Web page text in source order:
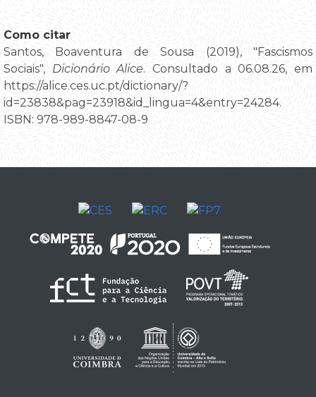
Como citar
Santos, Boaventura de Sousa (2019), "Fascismos
Sociais", Dicionário Alice. Consultado a 06.08.26, em
https://alice.ces.uc.pt/dictionary/?
id=23838&pag=23918&id_lingua=4&entry=24284.
ISBN: 978-989-8847-08-9